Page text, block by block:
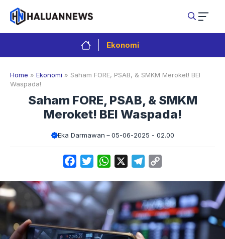
Langsung
isi
Ekonomi
Home » Ekonomi » Saham FORE, PSAB, & SMKM Meroket! BEI
Waspada!
Saham FORE, PSAB, & SMKM
Meroket! BEI Waspada!
Eka Darmawan 05-06-2025 - 02.00
FacebookTwitterWhatsApp Telegram